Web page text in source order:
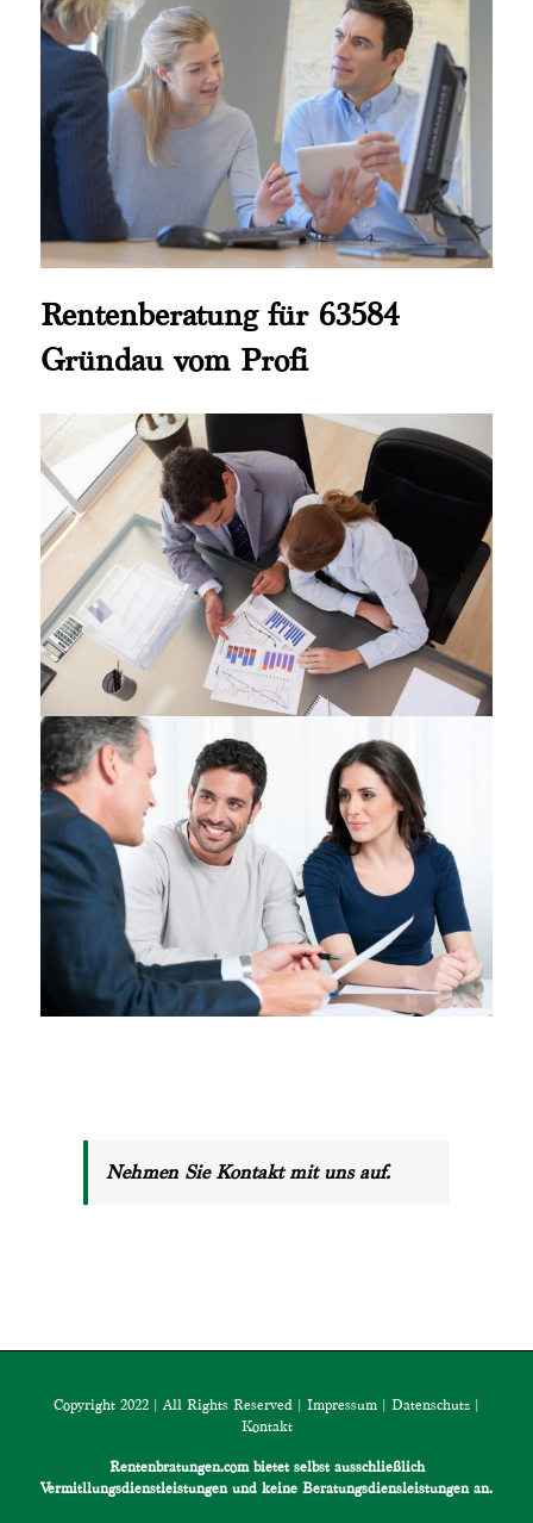
Rentenberatung für 63584
Gründau vom Profi
Nehmen Sie Kontakt mit uns auf.
Copyright 2022 | All Rights Reserved | Impressum | Datenschutz |
Kontakt
Rentenbratungen.com bietet selbst ausschließlich
Vermitllungsdienstleistungen und keine Beratungsdiensleistungen an.